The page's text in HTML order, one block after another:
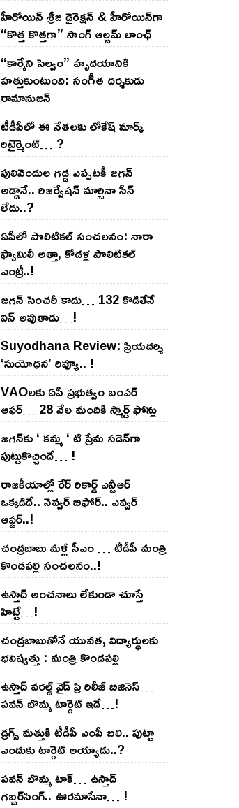
హీరోయిన్ శ్రీజ డైరెక్ష‌న్ & హీరోయిన్‌గా
“కొత్త కొత్తగా” సాంగ్ ఆల్బమ్ లాంఛ్
“కార్మేని సెల్వం” హృదయానికి
హత్తుకుంటుంది: సంగీత దర్శకుడు
రామానుజన్
టీడీపీలో ఈ నేత‌ల‌కు లోకేష్ మార్క్
రిటైర్మెంట్‌… ?
పులివెందుల గ‌డ్డ ఎప్ప‌ట‌కీ జ‌గ‌న్
అడ్డానే.. రిజ‌ర్వేష‌న్ మార్చినా సీన్
లేదు..?
ఏపీలో పొలిటిక‌ల్ సంచ‌ల‌నం: నారా
ఫ్యామిలీ అత్తా, కోడ‌ళ్ల పొలిటికల్
ఎంట్రీ..!
జ‌గ‌న్ సెంచ‌రీ కాదు… 132 కొడితేనే
విన్ అవుతాడు…!
Suyodhana Review: ప్రియదర్శి
‘సుయోధన’ రివ్యూ.. !
VAOల‌కు ఏపీ ప్ర‌భుత్వం బంప‌ర్
ఆఫ‌ర్‌… 28 వేల మందికి స్మార్ట్ ఫోన్లు
జ‌గ‌న్‌కు ‘ క‌మ్మ ‘ టి ప్రేమ స‌డెన్‌గా
పుట్టుకొచ్చిందే… !
రాజ‌కీయాల్లో రేర్ రికార్డ్ ఎన్టీఆర్
ఒక్క‌డిదే.. నెవ్వ‌ర్ బిఫోర్‌.. ఎవ్వ‌ర్
ఆఫ్ట‌ర్‌..!
చంద్ర‌బాబు మ‌ళ్లీ సీఎం … టీడీపీ మంత్రి
కొండ‌ప‌ల్లి సంచ‌ల‌నం..!
ఉస్తాద్ అంచ‌నాలు లేకుండా చూస్తే
హిట్టే…!
చంద్ర‌బాబుతోనే యువ‌త‌, విద్యార్థుల‌కు
భ‌విష్య‌త్తు : మంత్రి కొండ‌ప‌ల్లి
ఉస్తాద్ వ‌ర‌ల్డ్ వైడ్ ప్రి రిలీజ్ బిజినెస్‌…
ప‌వ‌న్ బొమ్మ టార్గెట్ ఇదే…!
డ్రగ్స్ మత్తుకి టీడీపీ ఎంపీ బలి.. పుట్టా
ఎందుకు టార్గెట్ అయ్యాడు..?
ప‌వ‌న్ బొమ్మ టాక్‌… ఉస్తాద్
గ‌బ్బ‌ర్‌సింగ్‌.. ఊర‌మాసేనా… !